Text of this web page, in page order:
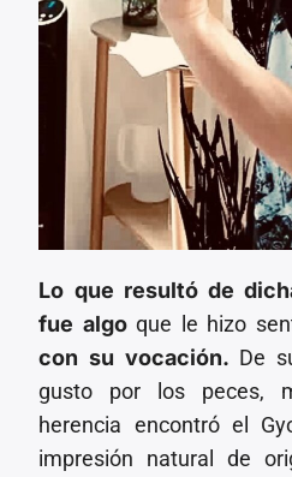
Lo que resultó de
fue algoque le hizo
con su vocación. De
gusto por los peces,
herencia encontró el
impresión natural de